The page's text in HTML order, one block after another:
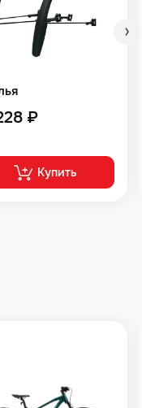
₽
Купить